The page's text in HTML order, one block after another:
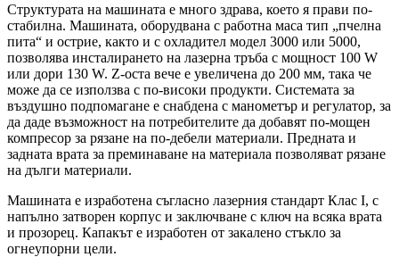
Структурата на машината е много здрава, което я прави по-
стабилна. Машината, оборудвана с работна маса тип „пчелна
пита“ и острие, както и с охладител модел 3000 или 5000,
позволява инсталирането на лазерна тръба с мощност 100 W
или дори 130 W. Z-оста вече е увеличена до 200 мм, така че
може да се използва с по-високи продукти. Системата за
въздушно подпомагане е снабдена с манометър и регулатор, за
да даде възможност на потребителите да добавят по-мощен
компресор за рязане на по-дебели материали. Предната и
задната врата за преминаване на материала позволяват рязане
на дълги материали.
Машината е изработена съгласно лазерния стандарт Клас I, с
напълно затворен корпус и заключване с ключ на всяка врата
и прозорец. Капакът е изработен от закалено стъкло за
огнеупорни цели.